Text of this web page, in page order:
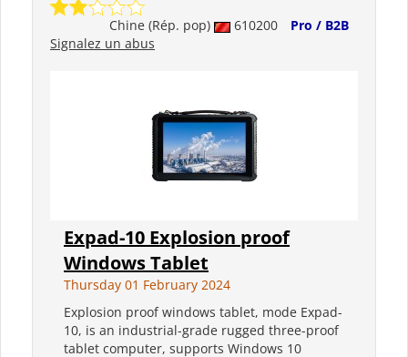
Chine (Rép. pop) 610200
Pro / B2B
Signalez un abus
Expad-10 Explosion proof
Windows Tablet
Thursday 01 February 2024
Explosion proof windows tablet, mode Expad-
10, is an industrial-grade rugged three-proof
tablet computer, supports Windows 10